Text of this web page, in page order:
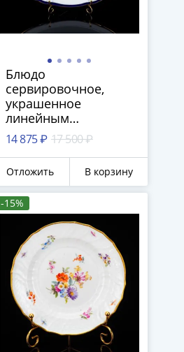
Блюдо
сервировочное,
украшенное
линейным
орнаментом,
фарфор, роспись,
золочение, Meissen
(Мейсенский
фарфор), фарфор,
роспись, золочение,
Meissen
(Мейсенский
фарфор), Германия,
1880-1924 гг.
14 875 ₽ 17 500 ₽
Отложить В корзину
-15%